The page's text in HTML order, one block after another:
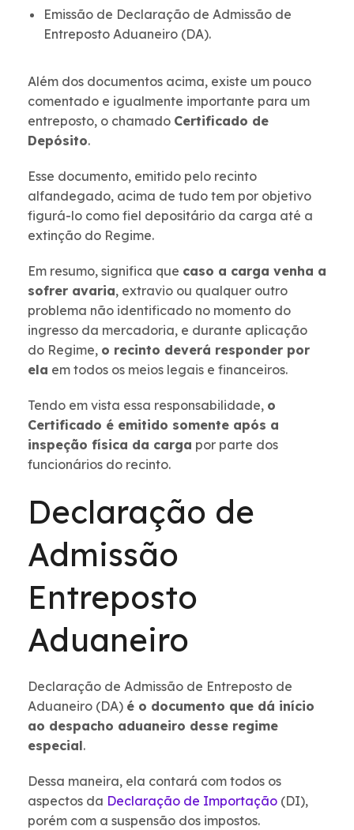
Emissão de Declaração de Admissão de
Entreposto Aduaneiro (DA).
Além dos documentos acima, existe um pouco
comentado e igualmente importante para um
entreposto, o chamado Certificado de
Depósito.
Esse documento, emitido pelo recinto
alfandegado, acima de tudo tem por objetivo
figurá-lo como fiel depositário da carga até a
extinção do Regime.
Em resumo, significa que caso a carga venha a
sofrer avaria, extravio ou qualquer outro
problema não identificado no momento do
ingresso da mercadoria, e durante aplicação
do Regime, o recinto deverá responder por
ela em todos os meios legais e financeiros.
Tendo em vista essa responsabilidade, o
Certificado é emitido somente após a
inspeção física da carga por parte dos
funcionários do recinto.
Declaração de
Admissão
Entreposto
Aduaneiro
Declaração de Admissão de Entreposto de
Aduaneiro (DA) é o documento que dá início
ao despacho aduaneiro desse regime
especial.
Dessa maneira, ela contará com todos os
aspectos da Declaração de Importação (DI),
porém com a suspensão dos impostos.